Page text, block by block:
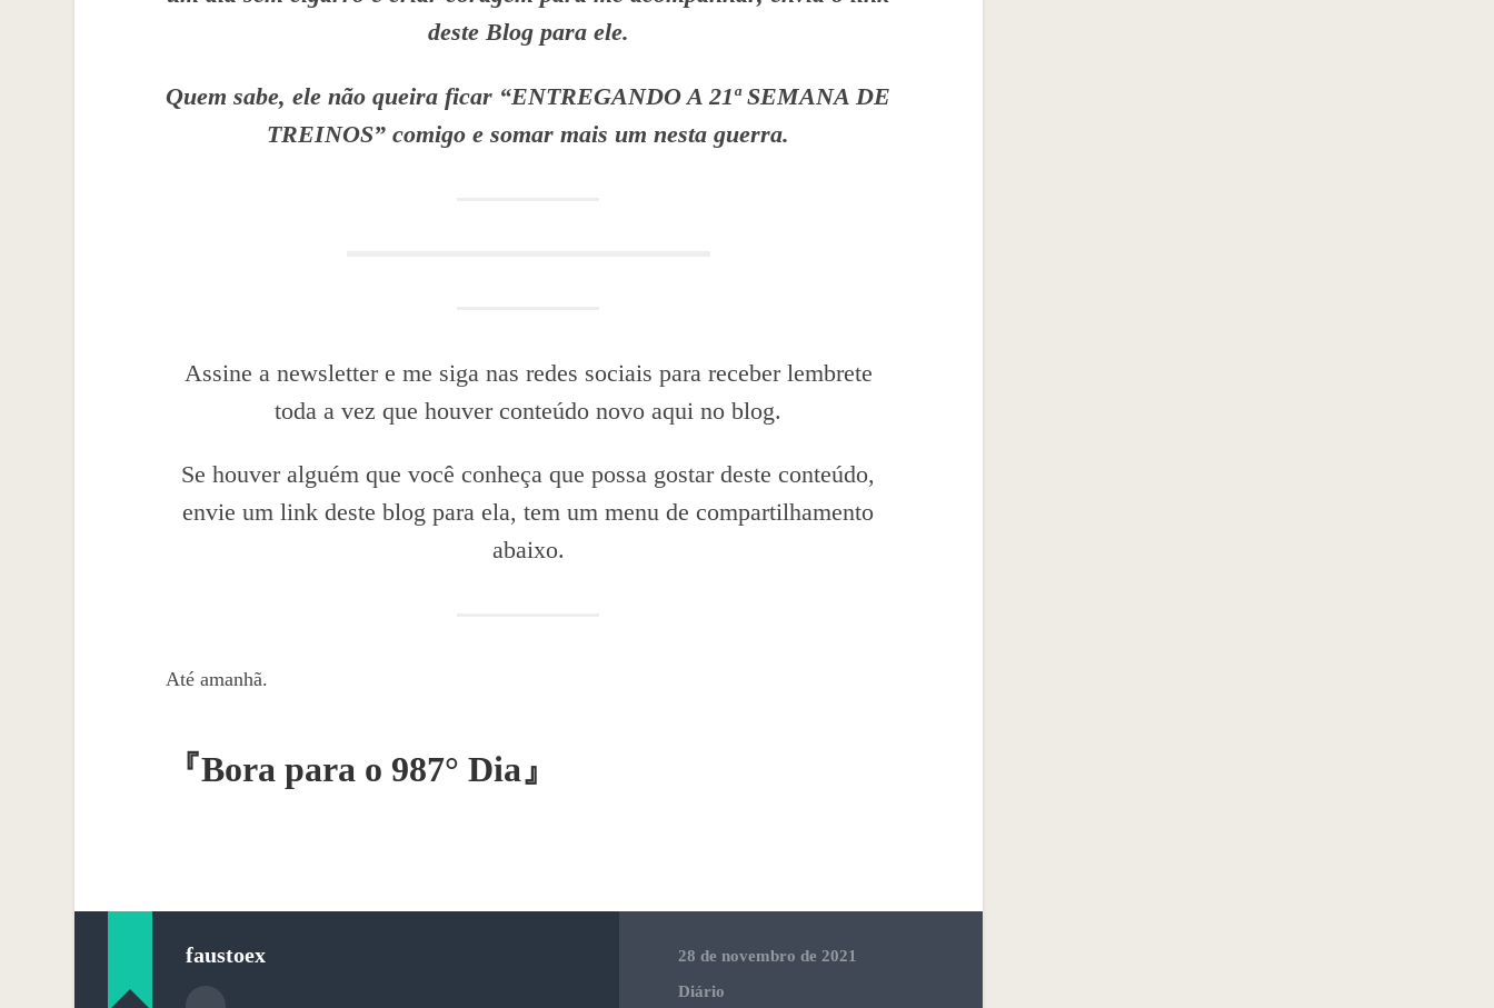
deste Blog para ele.
Quem sabe, ele não queira ficar “ENTREGANDO A 21ª SEMANA DE
TREINOS” comigo e somar mais um nesta guerra.
Assine a newsletter e me siga nas redes sociais para receber lembrete
toda a vez que houver conteúdo novo aqui no blog.
Se houver alguém que você conheça que possa gostar deste conteúdo,
envie um link deste blog para ela, tem um menu de compartilhamento
abaixo.
Até amanhã.
『Bora para o 987° Dia』
faustoex
28 de novembro de 2021
Diário